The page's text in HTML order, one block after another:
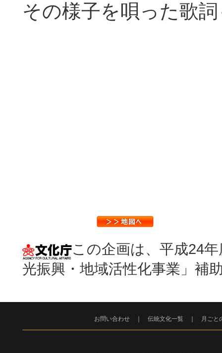
その様子を唄った歌
この企画は、平成24
光振興・地域活性化事業」補
お問い合わせ 伝統文化一覧 月ごと